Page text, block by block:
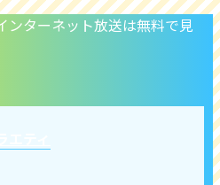
ンターネット放送は無料で見